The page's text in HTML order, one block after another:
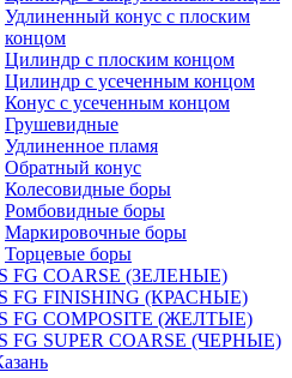
Удлиненный конус с плоским
концом
Цилиндр с плоским концом
Цилиндр с усеченным концом
Конус с усеченным концом
Грушевидные
Удлиненное пламя
Обратный конус
Колесовидные боры
Ромбовидные боры
Маркировочные боры
Торцевые боры
FG COARSE (ЗЕЛЕНЫЕ)
FG FINISHING (КРАСНЫЕ)
FG COMPOSITE (ЖЕЛТЫЕ)
FG SUPER COARSE (ЧЕРНЫЕ)